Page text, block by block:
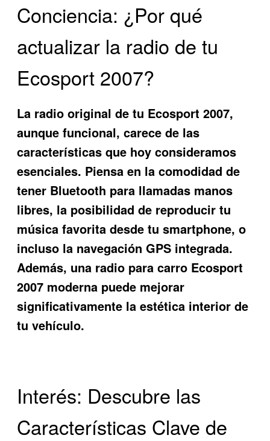
Conciencia: ¿Por qué
actualizar la radio de tu
Ecosport 2007?
La radio original de tu Ecosport 2007,
aunque funcional, carece de las
características que hoy consideramos
esenciales. Piensa en la comodidad de
tener Bluetooth para llamadas manos
libres, la posibilidad de reproducir tu
música favorita desde tu smartphone, o
incluso la navegación GPS integrada.
Además, una radio para carro Ecosport
2007 moderna puede mejorar
significativamente la estética interior de
tu vehículo.
Interés: Descubre las
Características Clave de